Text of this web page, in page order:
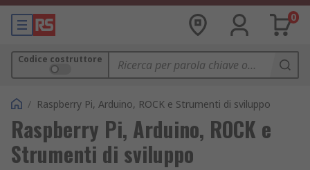
0
Codice costruttore
/ Raspberry Pi, Arduino, ROCK e Strumenti di sviluppo
Raspberry Pi, Arduino, ROCK e
Strumenti di sviluppo